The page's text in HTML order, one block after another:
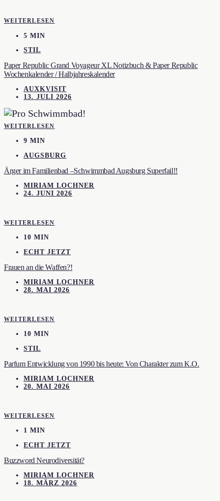
WEITERLESEN
5 MIN
STIL
Paper Republic Grand Voyageur XL Notizbuch & Paper Republic
Wochenkalender / Halbjahreskalender
AUXKVISIT
13. JULI 2026
WEITERLESEN
9 MIN
AUGSBURG
Ärger im Familienbad –Schwimmbad Augsburg Superfail!!
MIRIAM LOCHNER
24. JUNI 2026
WEITERLESEN
10 MIN
ECHT JETZT
Frauen an die Waffen?!
MIRIAM LOCHNER
28. MAI 2026
WEITERLESEN
10 MIN
STIL
Parfum Entwicklung von 1990 bis heute: Von Charakter zum K.O.
MIRIAM LOCHNER
20. MAI 2026
WEITERLESEN
1 MIN
ECHT JETZT
Buzzword Neurodiversität?
MIRIAM LOCHNER
18. MÄRZ 2026